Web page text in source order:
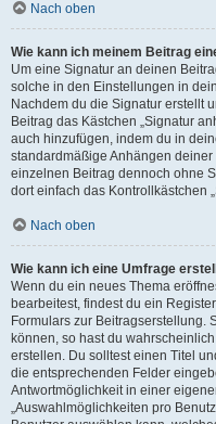
Nach oben
Wie kann ich meinem Beitrag
Um eine Signatur an deinen
solche in den Einstellungen in
Nachdem du die Signatur erstellt
Beitrag das Kästchen „Signatur
auch hinzufügen, indem du in
standardmäßige Anhängen
einzelnen Beitrag dennoch ohne
dort einfach das Kontrollkästchen
Nach oben
Wie kann ich eine Umfrage
Wenn du ein neues Thema
bearbeitest, findest du ein
Formulars zur Beitragserstellung.
können, so hast du
erstellen. Du solltest einen Titel
die entsprechenden Felder
Antwortmöglichkeit in einer
„Auswahlmöglichkeiten pro